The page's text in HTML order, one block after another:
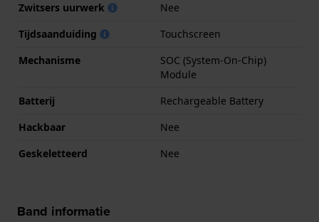
Zwitsers uurwerk
Nee
Tijdsaanduiding
Touchscreen
Mechanisme
SOC (System-On-Chip)
Module
Batterij
Rechargeable Battery
Hackbaar
Nee
Geskeletteerd
Nee
Band informatie